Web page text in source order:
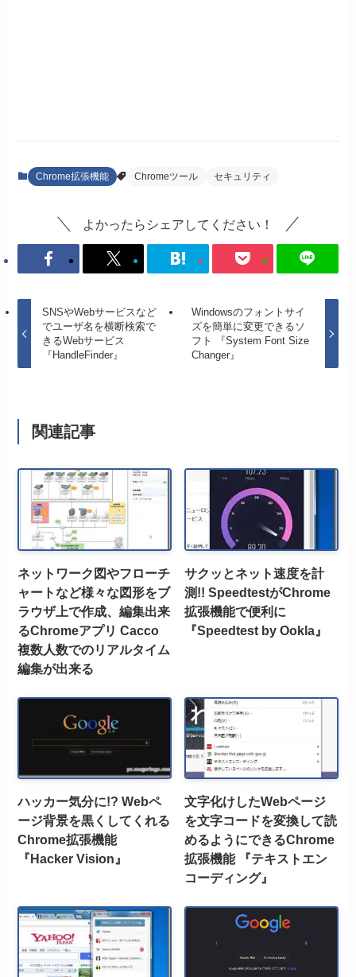
Chrome拡張機能 Chromeツール セキュリティ
よかったらシェアしてください！
SNSやWebサービスなど
でユーザ名を横断検索で
きるWebサービス
『HandleFinder』
Windowsのフォントサイ
ズを簡単に変更できるソ
フト 『System Font Size
Changer』
関連記事
ネットワーク図やフローチ
ャートなど様々な図形をブ
ラウザ上で作成、編集出来
るChromeアプリ Cacco
複数人数でのリアルタイム
編集が出来る
サクッとネット速度を計
測!! SpeedtestがChrome
拡張機能で便利に
『Speedtest by Ookla』
ハッカー気分に!? Webペ
ージ背景を黒くしてくれる
Chrome拡張機能
『Hacker Vision』
文字化けしたWebページ
を文字コードを変換して読
めるようにできるChrome
拡張機能 『テキストエン
コーディング』